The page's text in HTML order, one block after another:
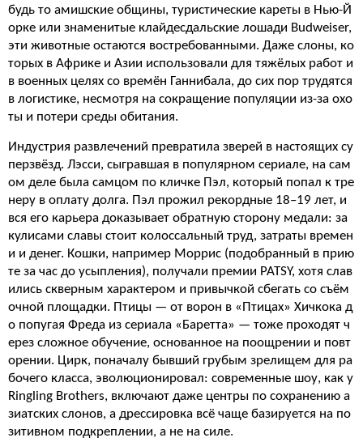
будь то амишские общины, туристические кареты в Нью-Й
орке или знаменитые клайдесдальские лошади Budweiser,
эти животные остаются востребованными. Даже слоны, ко
торых в Африке и Азии использовали для тяжёлых работ и
в военных целях со времён Ганнибала, до сих пор трудятся
в логистике, несмотря на сокращение популяции из-за охо
ты и потери среды обитания.
Индустрия развлечений превратила зверей в настоящих су
перзвёзд. Лэсси, сыгравшая в популярном сериале, на сам
ом деле была самцом по кличке Пэл, который попал к тре
неру в оплату долга. Пэл прожил рекордные 18–19 лет, и
вся его карьера доказывает обратную сторону медали: за
кулисами славы стоит колоссальный труд, затраты времен
и и денег. Кошки, например Моррис (подобранный в прию
те за час до усыпления), получали премии PATSY, хотя слав
ились скверным характером и привычкой сбегать со съём
очной площадки. Птицы — от ворон в «Птицах» Хичкока д
о попугая Фреда из сериала «Баретта» — тоже проходят ч
ерез сложное обучение, основанное на поощрении и повт
орении. Цирк, поначалу бывший грубым зрелищем для ра
бочего класса, эволюционировал: современные шоу, как у
Ringling Brothers, включают даже центры по сохранению а
зиатских слонов, а дрессировка всё чаще базируется на по
зитивном подкреплении, а не на силе.